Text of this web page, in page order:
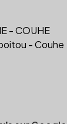
- COUHE
- Couhe